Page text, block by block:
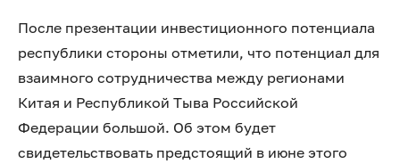
После презентации инвестиционного потенциала
республики стороны отметили, что потенциал для
взаимного сотрудничества между регионами
Китая и Республикой Тыва Российской
Федерации большой. Об этом будет
свидетельствовать предстоящий в июне этого